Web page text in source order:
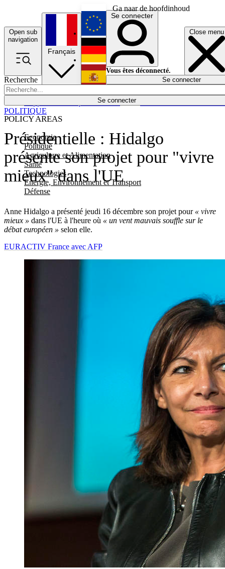
Ga naar de hoofdinhoud
Open sub
navigation
Close menu
Recherche
Se connecter
POLICY AREAS
Economie
Politique
Agriculture et Alimentation
Santé
Technologies
Energie, Environnement et Transport
Défense
Économie
Français
English
Deutsch
Español
Se connecter
Vous êtes déconnecté.
Se connecter
Présidentielle : Hidalgo
présente son projet pour "vivre
mieux" dans l'UE
Anne Hidalgo a présenté jeudi 16 décembre son projet pour« vivre
mieux » dans l'UE à l'heure où « un vent mauvais souffle sur le
débat européen » selon elle.
POLITIQUE
EURACTIV France avec AFP